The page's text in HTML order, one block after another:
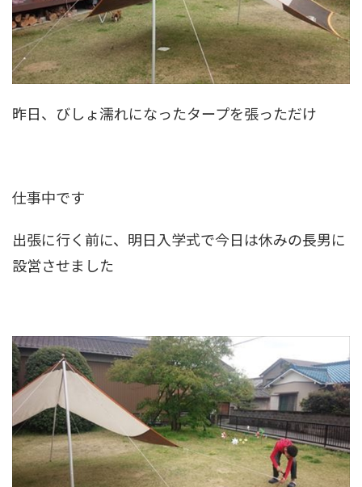
昨日、びしょ濡れになったタープを張っただけ
仕事中です
出張に行く前に、明日入学式で今日は休みの長男に
設営させました